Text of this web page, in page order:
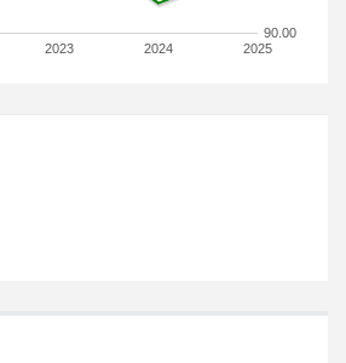
2023 2024 2025
90.00